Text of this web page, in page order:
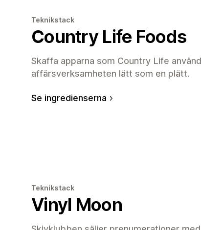
Teknikstack
Country Life Foods
Skaffa apparna som Country Life
affärsverksamheten lätt som en plätt.
Se ingredienserna
Teknikstack
Vinyl Moon